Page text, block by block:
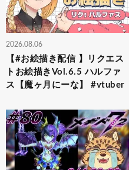
2026.08.06
【#お絵描き配信 】リクエス
トお絵描きVol.6.5 ハルファ
ス【魔ヶ月にーな】 #vtuber